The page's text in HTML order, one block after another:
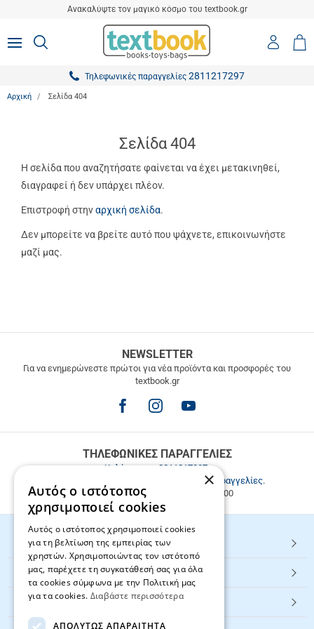
Ανακαλύψτε τον μαγικό κόσμο του textbook.gr
MENUΑΝΑΖΗΤΗΣΗ
Τηλεφωνικές παραγγελίες 2811217297
Αρχική Σελίδα 404
Σελίδα 404
Η σελίδα που αναζητήσατε φαίνεται να έχει μετακινηθεί,
διαγραφεί ή δεν υπάρχει πλέον.
Επιστροφή στηναρχική σελίδα.
Δεν μπορείτε να βρείτε αυτό που ψάχνετε, επικοινωνήστε
μαζί μας.
ΜΕΤΑΦΟΡΙΚΑ
άνω
NEWSLETTER
Για να ενημερώνεστε πρώτοι για νέα προϊόντα και προσφορές του
textbook.gr
ΤΗΛΕΦΩΝΙΚΕΣ ΠΑΡΑΓΓΕΛΙΕΣ
Καλέστε μας2811217297.
Εξυπηρέτηση πελατών & τηλεφωνικές παραγγελίες.
Δευ. - Παρ. 9:00-17:00, Σάβ. 9:00-15:00
HOT ΚΑΤΗΓΟΡΙΕΣ
ΕΞΥΠΗΡΕΤΗΣΗ ΠΕΛΑΤΩΝ
Textbook.gr
×
Αυτός ο ιστότοπος
χρησιμοποιεί cookies
Αυτός ο ιστότοπος χρησιμοποιεί cookies
για τη βελτίωση της εμπειρίας των
χρηστών. Χρησιμοποιώντας τον ιστότοπό
μας, παρέχετε τη συγκατάθεσή σας για όλα
τα cookies σύμφωνα με την Πολιτική μας
για τα cookies. Διαβάστε περισσότερα
ΑΠΟΛΎΤΩΣ ΑΠΑΡΑΊΤΗΤΑ